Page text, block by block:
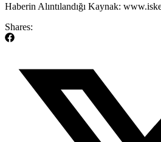
​Haberin Alıntılandığı Kaynak:
Shares: